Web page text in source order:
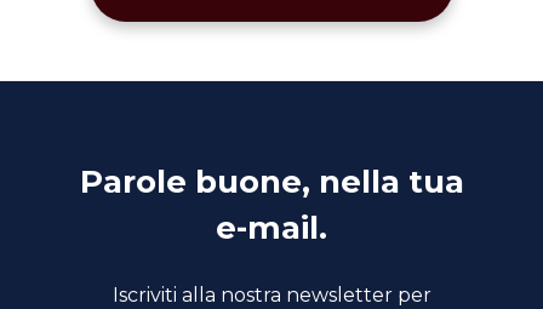
Parole buone, nella tua
e-mail.
Iscriviti alla nostra newsletter per